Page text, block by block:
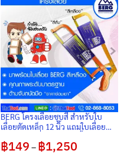
BERG โครงเลื่อยชุบสี สำหรับใบ
เลื่อยตัดเหล็ก 12 นิ้ว แถมใบเลื่อย
ราคาย่อมเยา
฿149 – ฿1,250Price
range: